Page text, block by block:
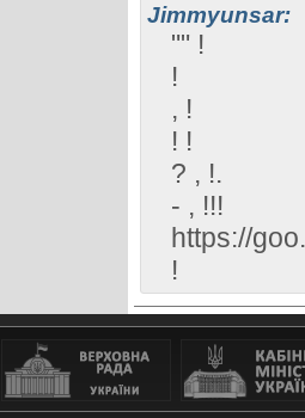
Jimmyunsar:
"" !
!
, !
! !
? , !.
- , !!!
https://
!